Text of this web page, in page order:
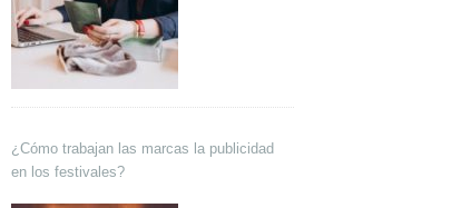
¿Cómo trabajan las marcas la publicidad
en los festivales?